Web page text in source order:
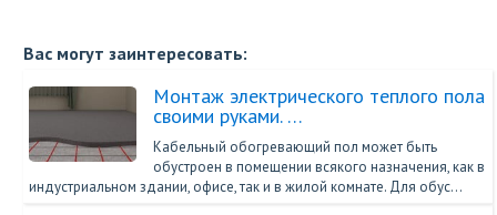
Вас могут заинтересовать:
Монтаж электрического теплого пола
своими руками. …
Кабельный обогревающий пол может быть
обустроен в помещении всякого назначения, как в
индустриальном здании, офисе, так и в жилой комнате. Для обус…